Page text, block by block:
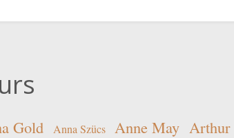
Gold Anna Szücs Anne May Arthur